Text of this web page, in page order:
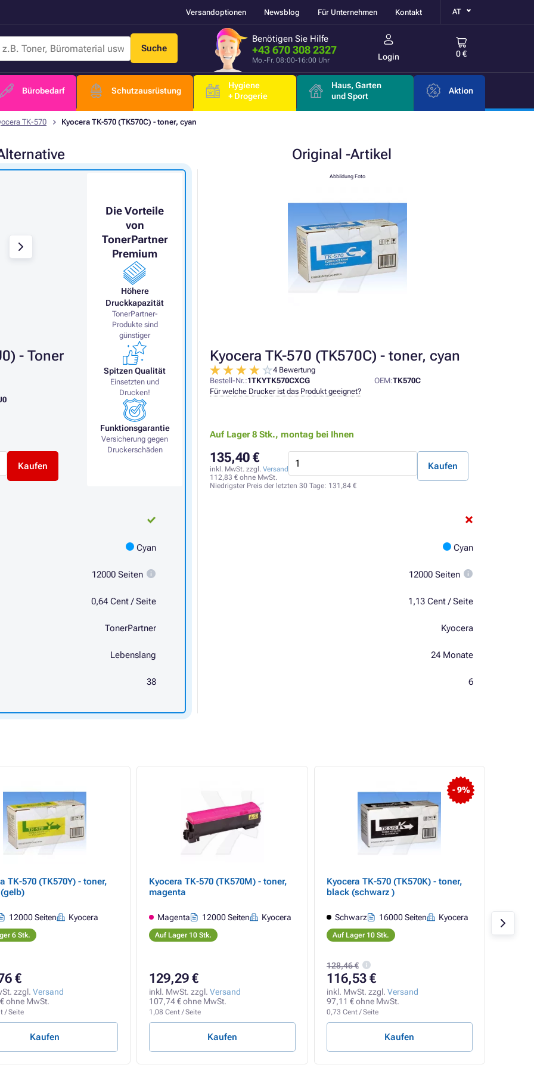
Versandoptionen Newsblog Für Unternehmen Kontakt AT
Suche
Benötigen Sie Hilfe
+43 670 308 2327
Mo.-Fr. 08:00-16:00 Uhr Login 0 €
Bürobedarf Schutzausrüstung
Hygiene
+ Drogerie
Haus, Garten
und Sport
Aktion
TK-570 Kyocera TK-570 (TK570C) - toner, cyan
Original -Artikel
Abbildung Foto
Kyocera TK-570 (TK570C) - toner, cyan
4 Bewertung
Bestell-Nr.:1TKYTK570CXCG OEM:TK570C
Für welche Drucker ist das Produkt geeignet?
Auf Lager 8 Stk., montag bei Ihnen
135,40 €
inkl. MwSt. zzgl. Versand
112,83 € ohne MwSt.
Kaufen
Niedrigster Preis der letzten 30 Tage: 131,84 €
Cyan
12000 Seiten
1,13 Cent / Seite
Kyocera
24 Monate
6
Die Vorteile
von
TonerPartner
Premium
Höhere
Druckkapazität
TonerPartner-
Produkte sind
günstiger
Spitzen Qualität
Einsetzten und
Drucken!
Funktionsgarantie
Versicherung gegen
Druckerschäden
- Toner
Kaufen
Cyan
12000 Seiten
0,64 Cent / Seite
TonerPartner
Lebenslang
38
TK-570 (TK570Y) - toner,
12000 Seiten Kyocera
6 Stk.
€
zzgl. Versand
ohne MwSt.
/ Seite
Kaufen
Kyocera TK-570 (TK570M) - toner,
magenta
Magenta 12000 Seiten Kyocera
Auf Lager 10 Stk.
129,29 €
inkl. MwSt. zzgl. Versand
107,74 € ohne MwSt.
1,08 Cent / Seite
Kaufen
- 9%
Kyocera TK-570 (TK570K) - toner,
black (schwarz )
Schwarz 16000 Seiten Kyocera
Auf Lager 10 Stk.
128,46 €
116,53 €
inkl. MwSt. zzgl. Versand
97,11 € ohne MwSt.
0,73 Cent / Seite
Kaufen